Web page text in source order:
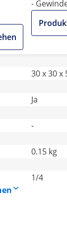
-
30 x 30 x
Ja
-
0.15 kg
1/4